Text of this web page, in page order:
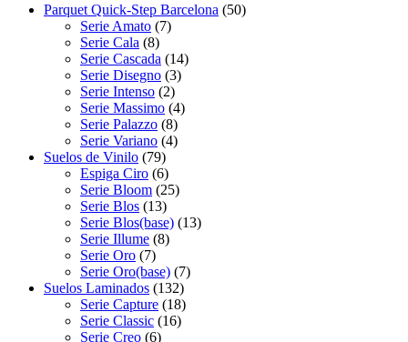
Parquet Quick-Step Barcelona (50)
Serie Amato (7)
Serie Cala (8)
Serie Cascada (14)
Serie Disegno (3)
Serie Intenso (2)
Serie Massimo (4)
Serie Palazzo (8)
Serie Variano (4)
Suelos de Vinilo (79)
Espiga Ciro (6)
Serie Bloom (25)
Serie Blos (13)
Serie Blos(base) (13)
Serie Illume (8)
Serie Oro (7)
Serie Oro(base) (7)
Suelos Laminados (132)
Serie Capture (18)
Serie Classic (16)
Serie Creo (6)